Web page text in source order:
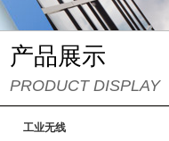
产品展示
PRODUCT DISPLAY
工业无线